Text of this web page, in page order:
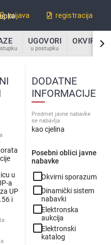
prijava registracija
UGOVORI
u postupku
OKVIRNI
u
u
a
UP
i
DODATNE
INFORMACIJE
Predmet javne nabavke
se nabavlja
kao cjelina
Posebni oblici javne
nabavke
check_box_outline_blankOkvirni sporazum
check_box_outline_blankDinamički sistem
nabavki
check_box_outline_blankElektronska
aukcija
check_box_outline_blankElektronski
katalog